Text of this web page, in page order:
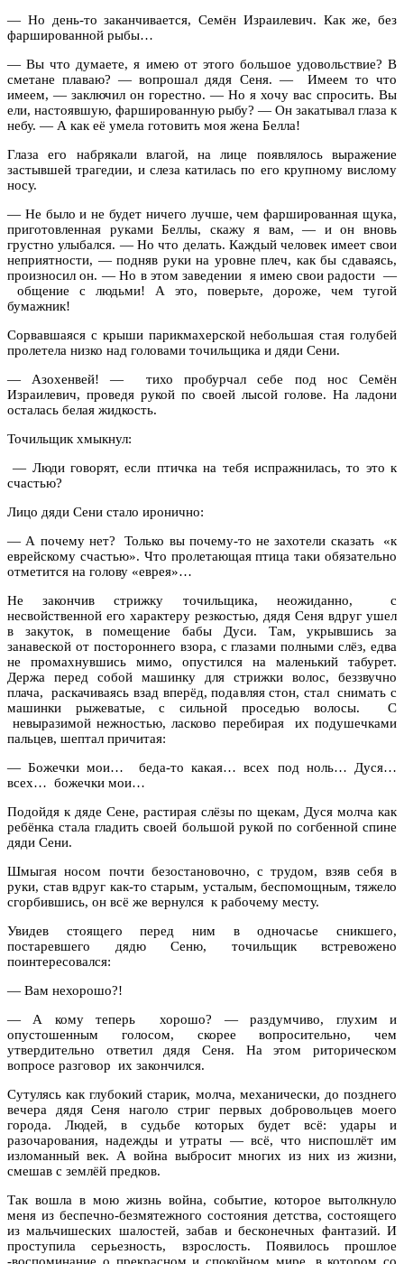
— Но день-то заканчивается, Семён Израилевич. Как же, без
фаршированной рыбы…
— Вы что думаете, я имею от этого большое удовольствие? В
сметане плаваю? — вопрошал дядя Сеня. — Имеем то что
имеем, — заключил он горестно. — Но я хочу вас спросить. Вы
ели, настоявшую, фаршированную рыбу? — Он закатывал глаза к
небу. — А как её умела готовить моя жена Белла!
Глаза его набрякали влагой, на лице появлялось выражение
застывшей трагедии, и слеза катилась по его крупному вислому
носу.
— Не было и не будет ничего лучше, чем фаршированная щука,
приготовленная руками Беллы, скажу я вам, — и он вновь
грустно улыбался. — Но что делать. Каждый человек имеет свои
неприятности, — подняв руки на уровне плеч, как бы сдаваясь,
произносил он. — Но в этом заведении я имею свои радости —
общение с людьми! А это, поверьте, дороже, чем тугой
бумажник!
Сорвавшаяся с крыши парикмахерской небольшая стая голубей
пролетела низко над головами точильщика и дяди Сени.
— Азохенвей! — тихо пробурчал себе под нос Семён
Израилевич, проведя рукой по своей лысой голове. На ладони
осталась белая жидкость.
Точильщик хмыкнул:
— Люди говорят, если птичка на тебя испражнилась, то это к
счастью?
Лицо дяди Сени стало иронично:
— А почему нет? Только вы почему-то не захотели сказать «к
еврейскому счастью». Что пролетающая птица таки обязательно
отметится на голову «еврея»…
Не закончив стрижку точильщика, неожиданно, с
несвойственной его характеру резкостью, дядя Сеня вдруг ушел
в закуток, в помещение бабы Дуси. Там, укрывшись за
занавеской от постороннего взора, с глазами полными слёз, едва
не промахнувшись мимо, опустился на маленький табурет.
Держа перед собой машинку для стрижки волос, беззвучно
плача, раскачиваясь взад вперёд, подавляя стон, стал снимать с
машинки рыжеватые, с сильной проседью волосы. С
невыразимой нежностью, ласково перебирая их подушечками
пальцев, шептал причитая:
— Божечки мои… беда-то какая… всех под ноль… Дуся…
всех… божечки мои…
Подойдя к дяде Сене, растирая слёзы по щекам, Дуся молча как
ребёнка стала гладить своей большой рукой по согбенной спине
дяди Сени.
Шмыгая носом почти безостановочно, с трудом, взяв себя в
руки, став вдруг как-то старым, усталым, беспомощным, тяжело
сгорбившись, он всё же вернулся к рабочему месту.
Увидев стоящего перед ним в одночасье сникшего,
постаревшего дядю Сеню, точильщик встревожено
поинтересовался:
— Вам нехорошо?!
— А кому теперь хорошо? — раздумчиво, глухим и
опустошенным голосом, скорее вопросительно, чем
утвердительно ответил дядя Сеня. На этом риторическом
вопросе разговор их закончился.
Сутулясь как глубокий старик, молча, механически, до позднего
вечера дядя Сеня наголо стриг первых добровольцев моего
города. Людей, в судьбе которых будет всё: удары и
разочарования, надежды и утраты — всё, что ниспошлёт им
изломанный век. А война выбросит многих из них из жизни,
смешав с землёй предков.
Так вошла в мою жизнь война, событие, которое вытолкнуло
меня из беспечно-безмятежного состояния детства, состоящего
из мальчишеских шалостей, забав и бесконечных фантазий. И
проступила серьезность, взрослость. Появилось прошлое